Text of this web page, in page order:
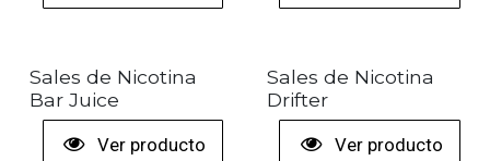
Sales de Nicotina
Bar Juice
Ver producto
Sales de Nicotina
Drifter
Ver producto